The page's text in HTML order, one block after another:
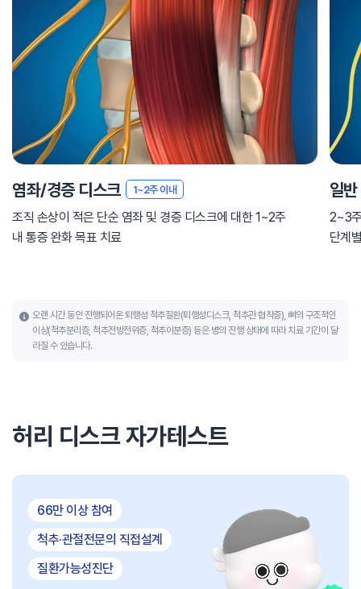
염좌/경증 디스크 1~2주 이내
조직 손상이 적은 단순 염좌 및 경증 디스크에 대한 1~2주
내 통증 완화 목표 치료
일
2~3
단계
오랜 시간 동안 진행되어온 퇴행성 척추질환(퇴행성디스크, 척추관 협착증), 뼈의 구조적인
이상(척추분리증, 척추전방전위증, 척추이분증) 등은 병의 진행 상태에 따라 치료 기간이 달
라질 수 있습니다.
허리 디스크 자가테스트
66만 이상 참여
척추·관절전문의 직접설계
질환가능성진단